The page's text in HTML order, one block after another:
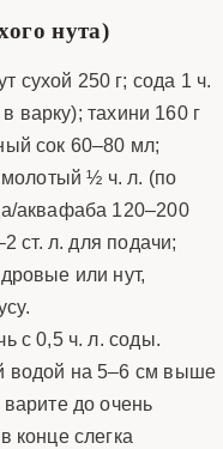
нута)
сухой 250 г; сода 1 ч.
варку); тахини 160 г
сок 60–80 мл;
молотый ½ ч. л. (по
аквафаба 120–200
ст. л. для подачи;
или нут,
с 0,5 ч. л. соды.
водой на 5–6 см выше
до очень
конце слегка